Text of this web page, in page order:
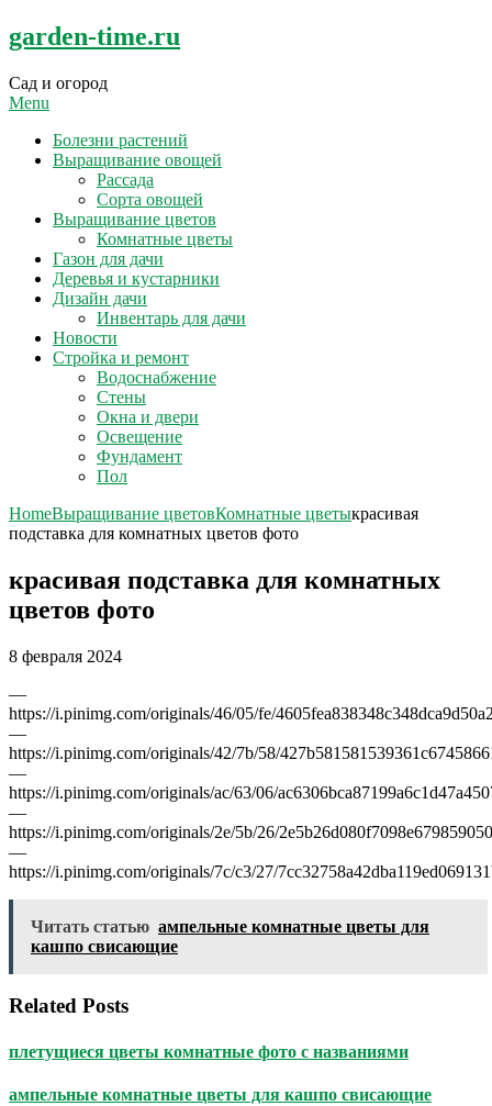
Skip
to
garden-time.ru
Сад и огород
Menu
Болезни растений
Выращивание овощей
Рассада
Сорта овощей
Выращивание цветов
Комнатные цветы
Газон для дачи
Деревья и кустарники
Дизайн дачи
Инвентарь для дачи
Новости
Стройка и ремонт
Водоснабжение
Стены
Окна и двери
Освещение
Фундамент
Пол
HomeВыращивание цветовКомнатные цветыкрасивая
подставка для комнатных цветов фото
красивая подставка для комнатных
цветов фото
8 февраля 2024
—
https://i.pinimg.com/originals/46/05/fe/
—
https://i.pinimg.com/originals/42/7b/58/
—
https://i.pinimg.com/originals/ac/63/06/
—
https://i.pinimg.com/originals/2e/5b/26/
—
https://i.pinimg.com/originals/7c/c3/27/
Читать статью ампельные комнатные цветы для
кашпо свисающие
Related Posts
плетущиеся цветы комнатные фото с названиями
ампельные комнатные цветы для кашпо свисающие